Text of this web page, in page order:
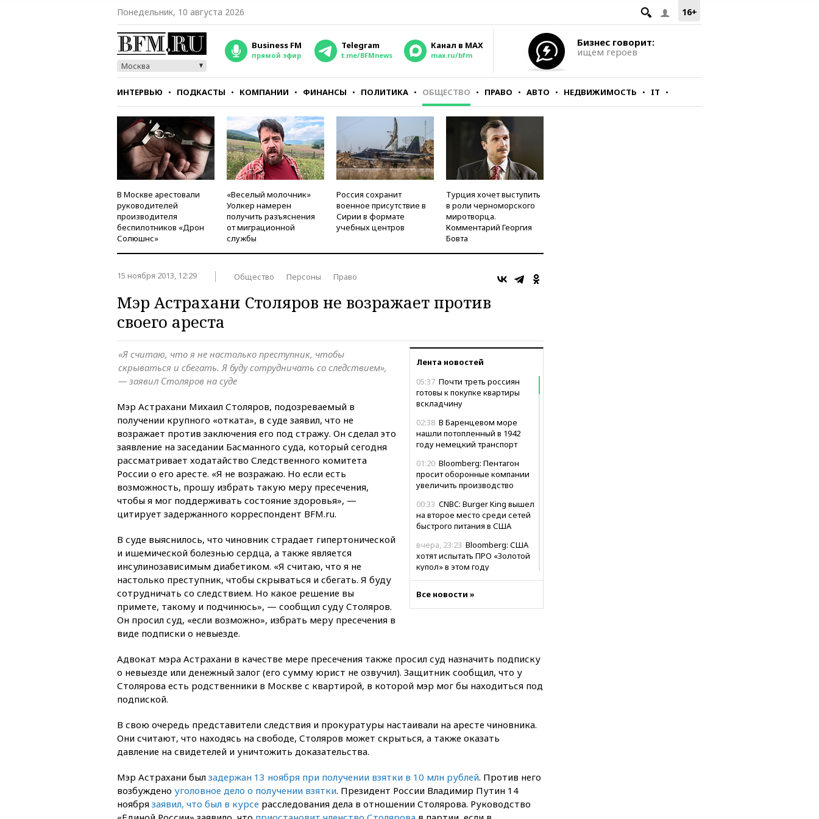
16+
Понедельник, 10 августа 2026
Москва
Business FM
прямой эфир
Telegram
t.me/BFMnews
Канал в MAX
max.ru/bfm
Бизнес говорит:
ищем героев
ИНТЕРВЬЮ ПОДКАСТЫ КОМПАНИИ ФИНАНСЫ ПОЛИТИКА ОБЩЕСТВО ПРАВО АВТО НЕДВИЖИМОСТЬ IT
СТИЛЬ ТЕСТЫ
В Москве арестовали
руководителей
производителя
беспилотников «Дрон
Солюшнс»
«Веселый молочник»
Уолкер намерен
получить разъяснения
от миграционной
службы
Россия сохранит
военное присутствие в
Сирии в формате
учебных центров
Турция хочет выступить
в роли черноморского
миротворца.
Комментарий Георгия
Бовта
15 ноября 2013, 12:29 Общество Персоны Право
Мэр Астрахани Столяров не возражает против
своего ареста
Лента новостей
05:37 Почти треть россиян
готовы к покупке квартиры
вскладчину
02:38 В Баренцевом море
нашли потопленный в 1942
году немецкий транспорт
01:20 Bloomberg: Пентагон
просит оборонные компании
увеличить производство
00:33 CNBC: Burger King вышел
на второе место среди сетей
быстрого питания в США
вчера, 23:23 Bloomberg: США
хотят испытать ПРО «Золотой
купол» в этом году
у России есть право провести
ЧЕ по водным видам спорта в
беспилотного поезда
«Ласточка»
вчера, 21:12 «Зенит» проиграл
вчера, 20:44 WSJ: Трамп уже
готов прекратить войну с
намерена передавать Украине
ракеты для Patriot
вчера, 19:42
МВД намерено
Все новости »
«Я считаю, что я не настолько преступник, чтобы
скрываться и сбегать. Я буду сотрудничать со следствием»,
— заявил Столяров на суде
Мэр Астрахани Михаил Столяров, подозреваемый в
получении крупного «отката», в суде заявил, что не
возражает против заключения его под стражу. Он сделал это
заявление на заседании Басманного суда, который сегодня
рассматривает ходатайство Следственного комитета
России о его аресте. «Я не возражаю. Но если есть
возможность, прошу избрать такую меру пресечения,
чтобы я мог поддерживать состояние здоровья», —
цитирует задержанного корреспондент BFM.ru.
В суде выяснилось, что чиновник страдает гипертонической
и ишемической болезнью сердца, а также является
инсулинозависимым диабетиком. «Я считаю, что я не
настолько преступник, чтобы скрываться и сбегать. Я буду
сотрудничать со следствием. Но какое решение вы
примете, такому и подчинюсь», — сообщил суду Столяров.
Он просил суд, «если возможно», избрать меру пресечения в
виде подписки о невыезде.
Адвокат мэра Астрахани в качестве мере пресечения также просил суд назначить подписку
о невыезде или денежный залог (его сумму юрист не озвучил). Защитник сообщил, что у
Столярова есть родственники в Москве с квартирой, в которой мэр мог бы находиться под
подпиской.
В свою очередь представители следствия и прокуратуры настаивали на аресте чиновника.
Они считают, что находясь на свободе, Столяров может скрыться, а также оказать
давление на свидетелей и уничтожить доказательства.
Мэр Астрахани был задержан 13 ноября при получении взятки в 10 млн рублей. Против него
возбуждено уголовное дело о получении взятки. Президент России Владимир Путин 14
ноября заявил, что был в курсе расследования дела в отношении Столярова. Руководство